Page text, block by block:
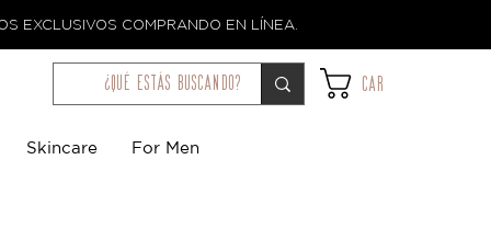
EXCLUSIVOS COMPRANDO EN LÍNEA.
¿qué estás buscando? Car
Skincare For Men